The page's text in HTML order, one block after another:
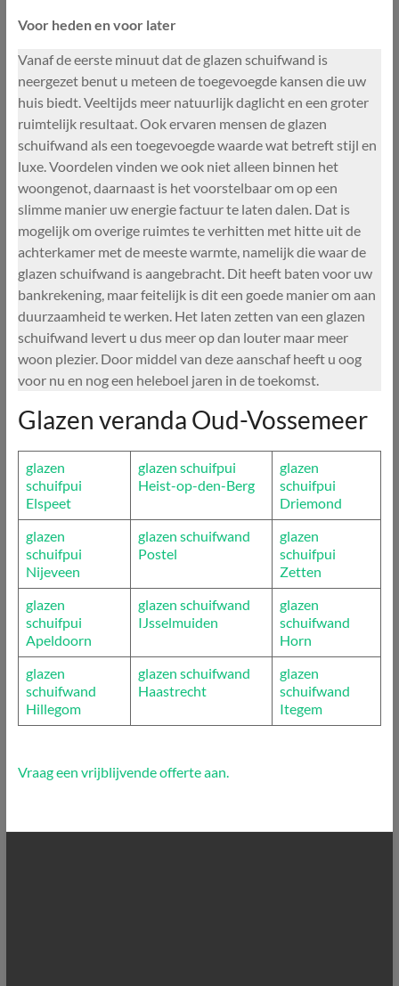
Voor heden en voor later
Vanaf de eerste minuut dat de glazen schuifwand is
neergezet benut u meteen de toegevoegde kansen die uw
huis biedt. Veeltijds meer natuurlijk daglicht en een groter
ruimtelijk resultaat. Ook ervaren mensen de glazen
schuifwand als een toegevoegde waarde wat betreft stijl en
luxe. Voordelen vinden we ook niet alleen binnen het
woongenot, daarnaast is het voorstelbaar om op een
slimme manier uw energie factuur te laten dalen. Dat is
mogelijk om overige ruimtes te verhitten met hitte uit de
achterkamer met de meeste warmte, namelijk die waar de
glazen schuifwand is aangebracht. Dit heeft baten voor uw
bankrekening, maar feitelijk is dit een goede manier om aan
duurzaamheid te werken. Het laten zetten van een glazen
schuifwand levert u dus meer op dan louter maar meer
woon plezier. Door middel van deze aanschaf heeft u oog
voor nu en nog een heleboel jaren in de toekomst.
Glazen veranda Oud-Vossemeer
glazen
schuifpui
Elspeet
glazen schuifpui
Heist-op-den-Berg
glazen
schuifpui
Driemond
glazen
schuifpui
Nijeveen
glazen schuifwand
Postel
glazen
schuifpui
Zetten
glazen
schuifpui
Apeldoorn
glazen schuifwand
IJsselmuiden
glazen
schuifwand
Horn
glazen
schuifwand
Hillegom
glazen schuifwand
Haastrecht
glazen
schuifwand
Itegem
Vraag een vrijblijvende offerte aan.